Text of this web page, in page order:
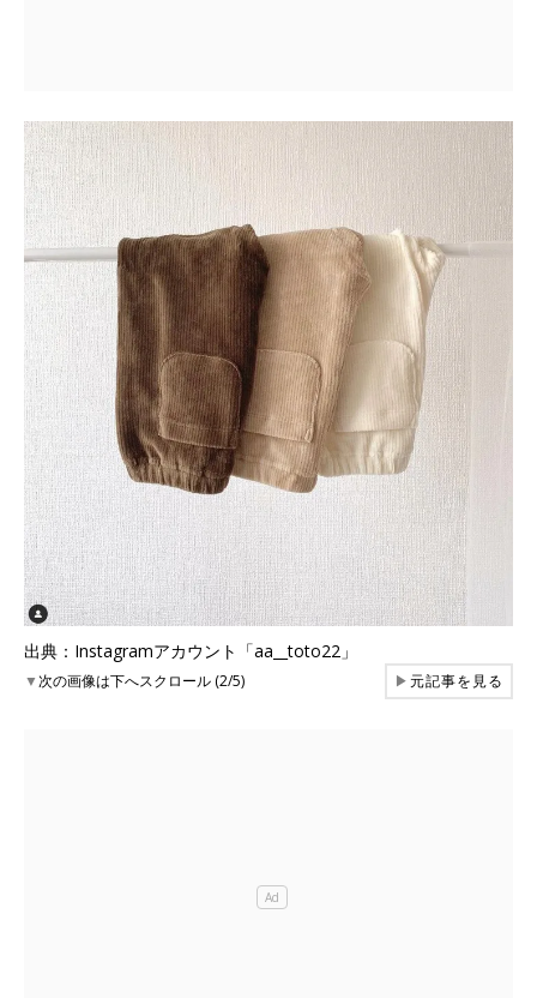
出典：Instagramアカウント「aa__toto22」
▼次の画像は下へスクロール (2/5) ▶元記事を見る